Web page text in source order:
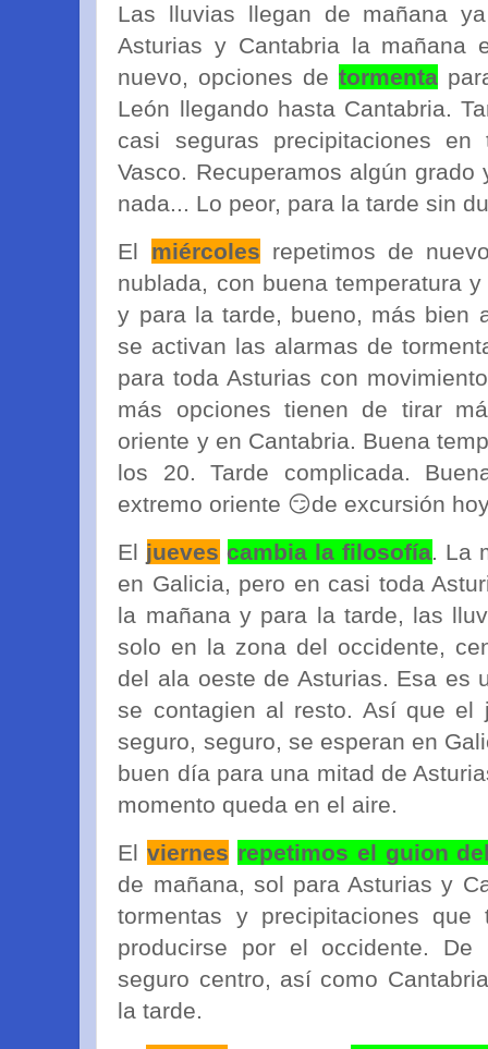
Las lluvias llegan de mañana
Asturias y Cantabria la mañana
nuevo, opciones de tormenta
León llegando hasta Cantabria.
casi seguras precipitaciones
Vasco. Recuperamos algún
nada... Lo peor, para la tarde sin
El miércoles repetimos de
nublada, con buena temperatura
y para la tarde, bueno, más bien
se activan las alarmas de
para toda Asturias con
más opciones tienen de tirar
oriente y en Cantabria. Buena
los 20. Tarde complicada.
extremo oriente 😏de excursión
El jueves cambia la filosofía. La
en Galicia, pero en casi toda
la mañana y para la tarde, las
solo en la zona del occidente,
del ala oeste de Asturias. Esa es
se contagien al resto. Así que el
seguro, seguro, se esperan en
buen día para una mitad de
momento queda en el aire.
Elviernes repetimos el guion
de mañana, sol para Asturias y
tormentas y precipitaciones
producirse por el occidente.
seguro centro, así como
la tarde.